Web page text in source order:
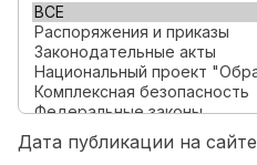
Дата публикации на сайте